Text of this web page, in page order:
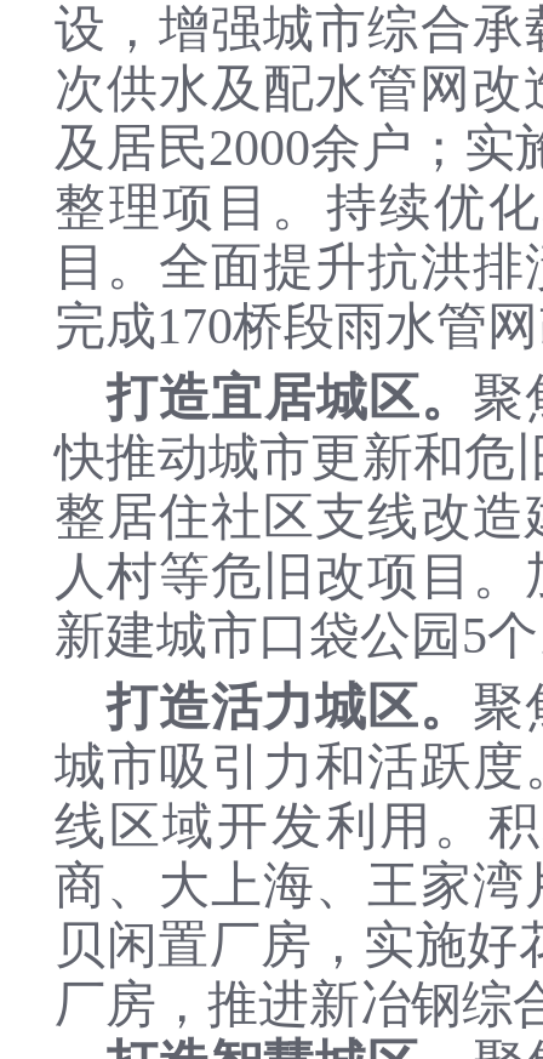
设，增强城市综合
次供水及配水管网
及居民2000余户；
整理项目。持续优
目。全面提升抗洪
完成170桥段雨水管
打造宜居城区。 聚
快推动城市更新和危
整居住社区支线改
人村等危旧改项目
新建城市口袋公园5
打造活力城区。 聚
城市吸引力和活跃
线区域开发利用。
商、大上海、王家
贝闲置厂房，实施好
厂房， 推进新冶钢综